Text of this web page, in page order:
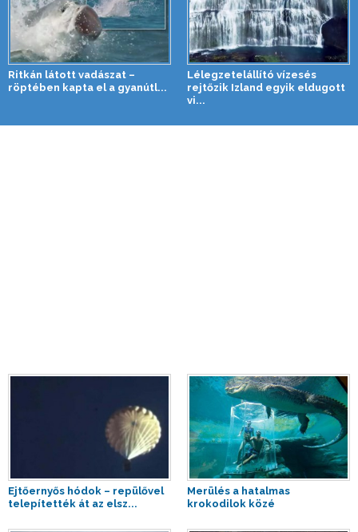
Ritkán látott vadászat –
röptében kapta el a gyanútl...
Lélegzetelállító vízesés
rejtőzik Izland egyik eldugott
vi...
Ejtőernyős hódok – repülővel
telepítették át az elsz...
Merülés a hatalmas
krokodilok közé